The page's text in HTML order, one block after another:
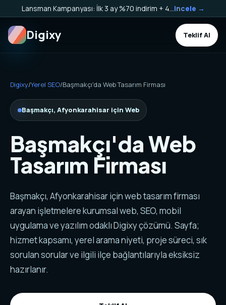
Incele →
Digixy Teklif Al
Digixy/Yerel SEO/Başmakçı'da Web Tasarım Firması
Başmakçı, Afyonkarahisar için Web
Başmakçı'da Web
Tasarım Firması
Başmakçı, Afyonkarahisar için web tasarım firması
arayan işletmelere kurumsal web, SEO, mobil
uygulama ve yazılım odaklı Digixy çözümü. Sayfa;
hizmet kapsamı, yerel arama niyeti, proje süreci, sık
sorulan sorular ve ilgili ilçe bağlantılarıyla eksiksiz
hazırlanır.